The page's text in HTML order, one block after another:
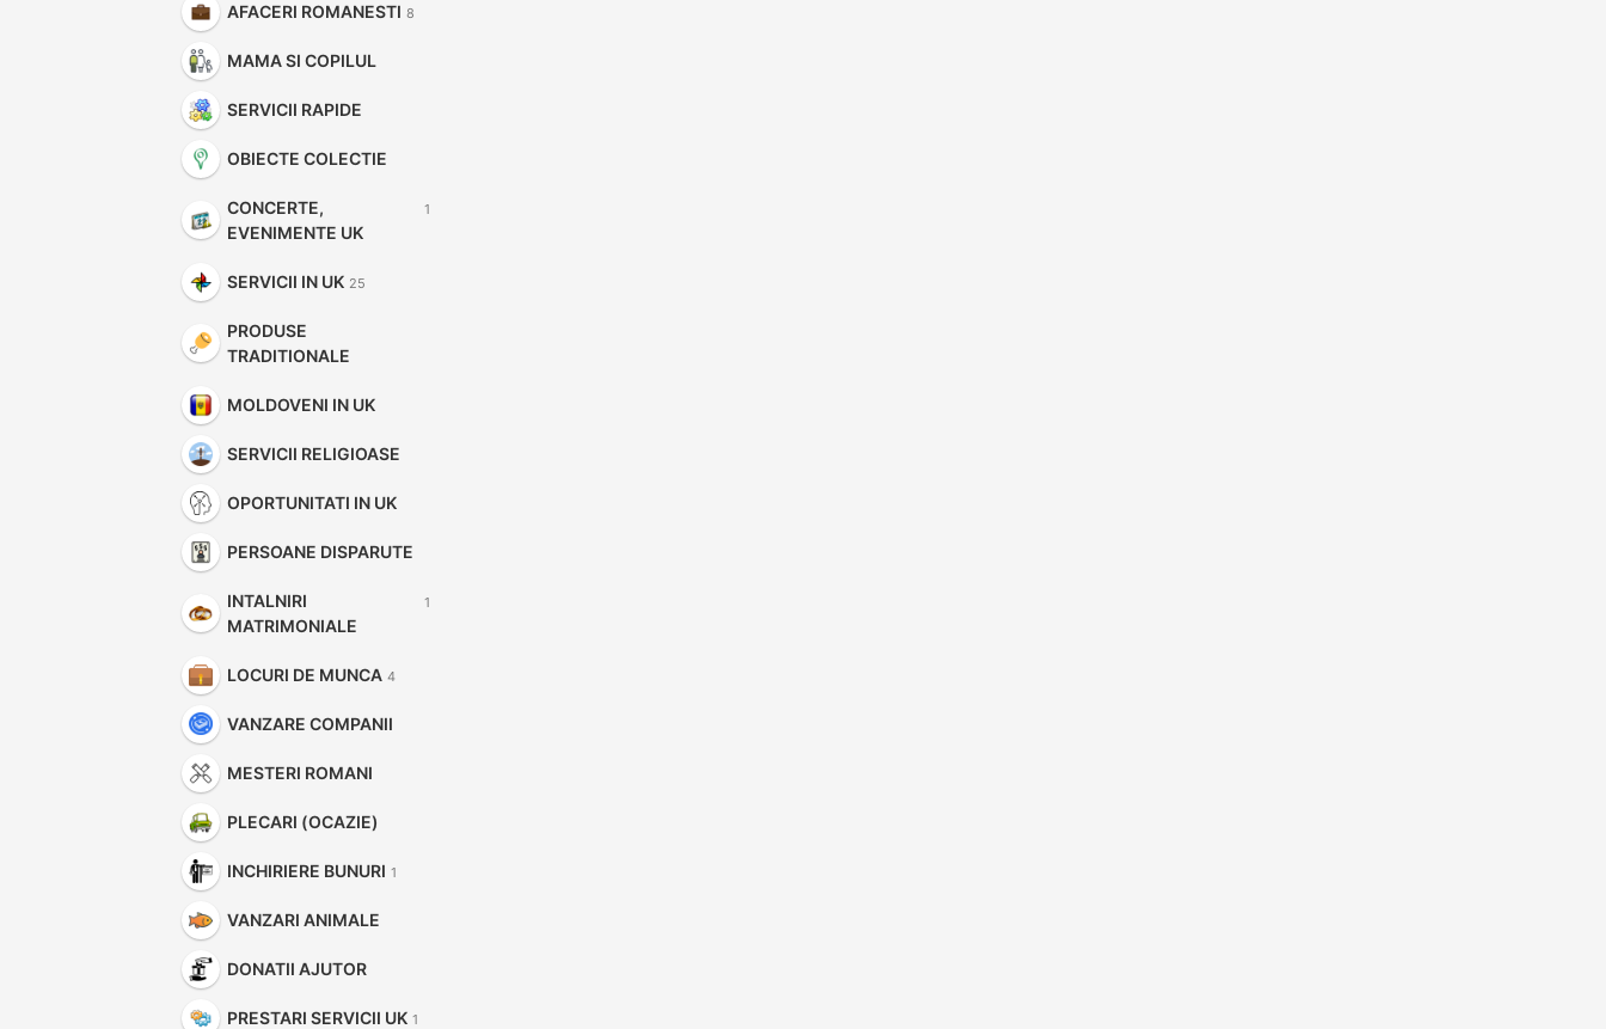
AFACERI ROMANESTI 8
MAMA SI COPILUL
SERVICII RAPIDE
OBIECTE COLECTIE
CONCERTE,
EVENIMENTE UK
1
SERVICII IN UK 25
PRODUSE
TRADITIONALE
MOLDOVENI IN UK
SERVICII RELIGIOASE
OPORTUNITATI IN UK
PERSOANE DISPARUTE
INTALNIRI
MATRIMONIALE
1
LOCURI DE MUNCA 4
VANZARE COMPANII
MESTERI ROMANI
PLECARI (OCAZIE)
INCHIRIERE BUNURI 1
VANZARI ANIMALE
DONATII AJUTOR
PRESTARI SERVICII UK 1